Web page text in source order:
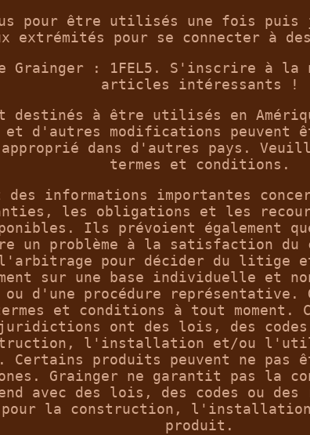
pour être utilisés une fois puis
extrémités pour se connecter à
Grainger : 1FEL5. S'inscrire à
articles intéressants !
destinés à être utilisés en
et d'autres modifications peuvent
approprié dans d'autres pays.
termes et conditions.
informations importantes
les obligations et les
Ils prévoient également
un problème à la
l'arbitrage pour décider du litige
sur une base individuelle et
d'une procédure
et conditions à tout moment.
ont des lois, des codes
l'installation et/ou
produits peuvent ne pas
Grainger ne garantit pas la
avec des lois, des codes ou des
pour la construction,
produit.